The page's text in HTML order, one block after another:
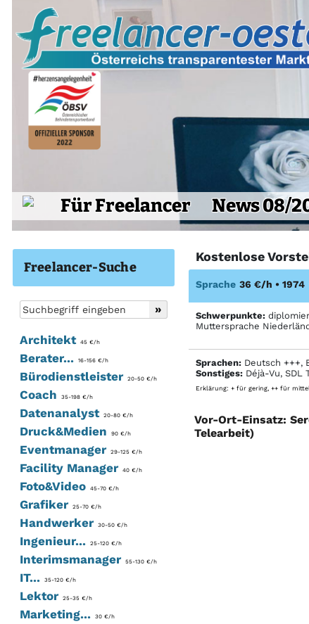
Für Freelancer News 08/
Freelancer-Suche
Architekt45 €/h
Berater...16-156 €/h
Bürodienstleister 20-50 €/h
Coach 35-198 €/h
Datenanalyst20-80 €/h
Druck&Medien 90 €/h
Eventmanager 29-125 €/h
Facility Manager 40 €/h
Foto&Video45-70 €/h
Grafiker 25-70 €/h
Handwerker 30-50 €/h
Ingenieur...25-120 €/h
Interimsmanager 55-130 €/h
IT...35-120 €/h
Lektor 25-35 €/h
Marketing...30 €/h
Kostenlose
Sprache 36 €/h • 1974
Schwerpunkte:
Muttersprache
Sprachen:Deutsch +++,
Sonstiges:Déjà-Vu, SDL
Erklärung: + für gering, ++ für
Vor-Ort-Einsatz:
Telearbeit)